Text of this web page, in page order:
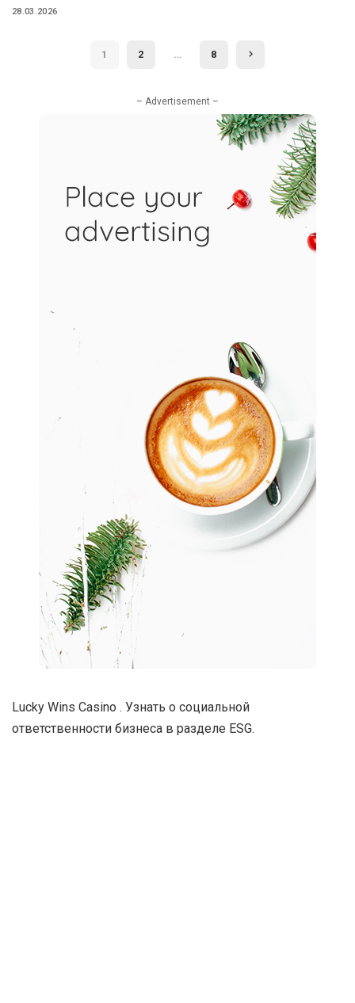
28.03.2026
1 2 … 8
– Advertisement –
Lucky Wins Casino . Узнать о социальной
ответственности бизнеса в разделе ESG.